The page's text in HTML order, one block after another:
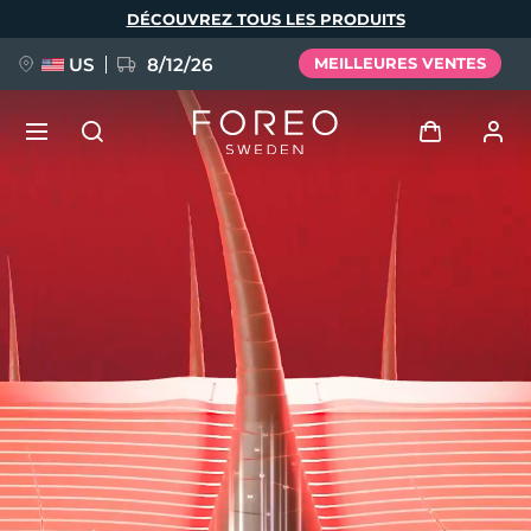
DÉCOUVREZ TOUS LES PRODUITS
US 8/12/26 MEILLEURES VENTES
Se connecter
Profil de l'utilisateur
Mes appareils
Mes commandes
Mes adresses
Mes abonnements
FAQ™ Pure Beauty-Tech Elixir
BREAKING NEWS
issa™ Teeth Whitening Set
Deutsch
Español
Italiano
Português
Polski
Svenska
Русский
Türkçe
简体中文 繁體中文